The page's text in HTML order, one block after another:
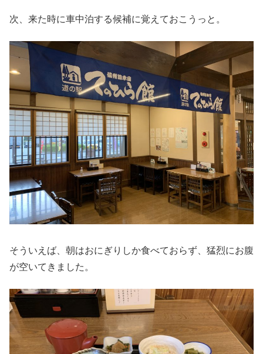
次、来た時に車中泊する候補に覚えておこうっと。
そういえば、朝はおにぎりしか食べておらず、猛烈にお腹
が空いてきました。